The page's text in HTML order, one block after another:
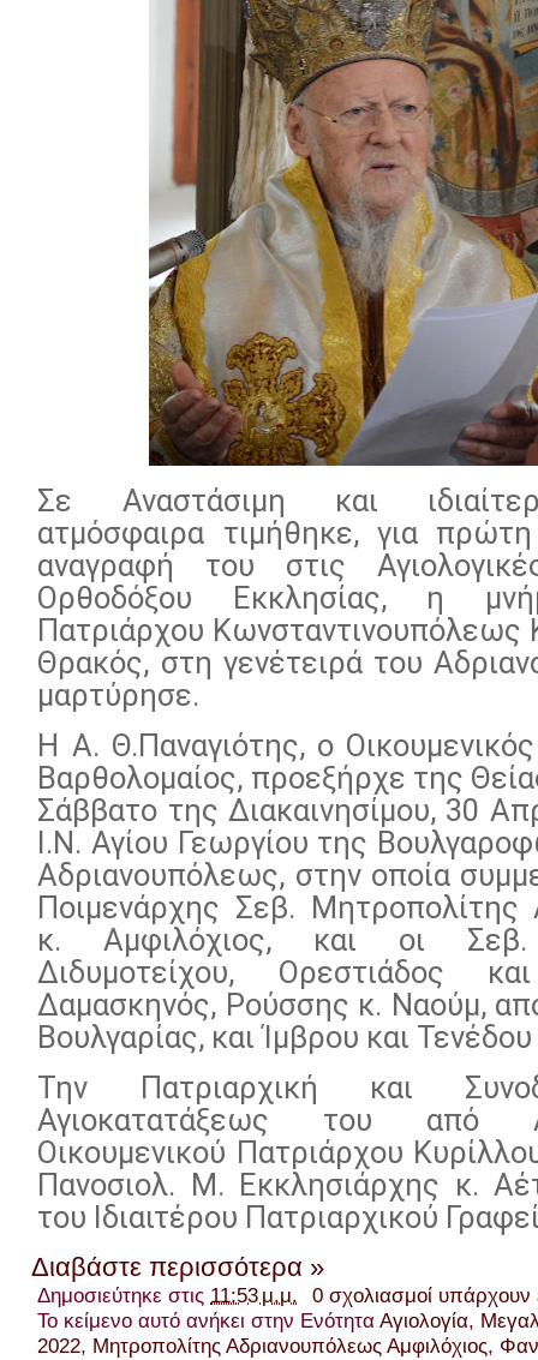
Σε Αναστάσιμη και
ατμόσφαιρα τιμήθηκε, για
αναγραφή του στις
Ορθοδόξου Εκκλησίας, η
Πατριάρχου Κωνσταντινουπόλεως
Θρακός, στη γενέτειρά του
μαρτύρησε.
H Α. Θ.Παναγιότης, ο
Βαρθολομαίος, προεξήρχε της
Σάββατο της Διακαινησίμου, 30
Ι.Ν. Αγίου Γεωργίου της
Αδριανουπόλεως, στην οποία
Ποιμενάρχης Σεβ. Μητροπολίτης
κ. Αμφιλόχιος, και οι Σεβ.
Διδυμοτείχου, Ορεστιάδος
Δαμασκηνός, Ρούσσης κ. Ναούμ,
Βουλγαρίας, και Ίμβρου και
Την Πατριαρχική και
Αγιοκατατάξεως του από
Οικουμενικού Πατριάρχου
Πανοσιολ. Μ. Εκκλησιάρχης κ.
του Ιδιαιτέρου Πατριαρχικού
Διαβάστε περισσότερα »
Δημοσιεύτηκε στις 11:53 μ.μ.
0 σχολιασμοί
Το κείμενο αυτό ανήκει στην ΕνότηταΑγιολογία,
2022, Μητροπολίτης Αδριανουπόλεως Αμφιλόχιος,